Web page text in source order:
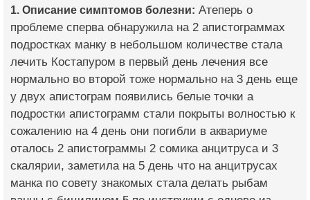
1. Описание симптомов болезни: Атеперь о
проблеме сперва обнаружила на 2 апистограммах
подростках манку в небольшом количестве стала
лечить Костапуром в первый день лечения все
нормально во второй тоже нормально на 3 день еще
у двух апистограм появились белые точки а
подростки апистограмм стали покрыты волностью к
сожалению на 4 день они погибли в аквариуме
оталось 2 апистограммы 2 сомика анцитруса и 3
скалярии, заметила на 5 день что на анцитрусах
манка по совету знакомых стала делать рыбам